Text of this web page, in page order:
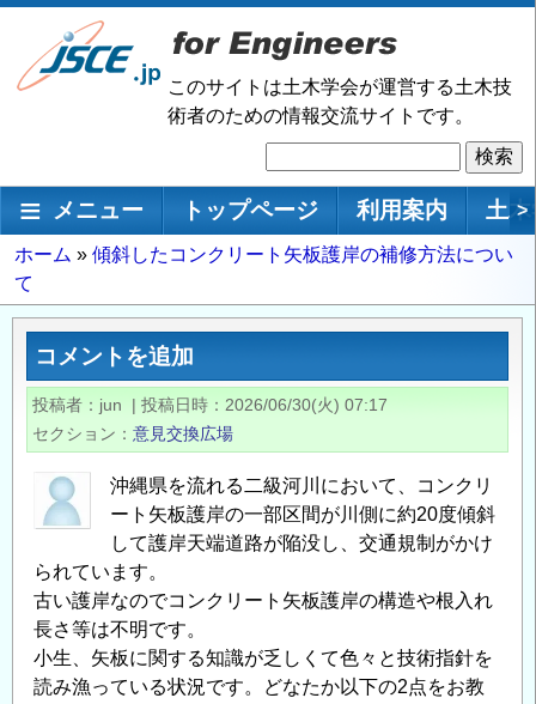
メ
ン
動
このサイトは土木学会が運営する土木技
術者のための情報交流サイトです。
索
メインナビゲーション
メニュー トップページ 利用案内 土 >
パ
ン
く
ホーム
傾斜したコンクリート矢板護岸の補修方法につい
て
コメントを追加
投稿者 jun | 投稿日時
2026/06/30(火) 07:17
セクション
意見交換広場
沖縄県を流れる二級河川において、コンクリ
ート矢板護岸の一部区間が川側に約20度傾斜
して護岸天端道路が陥没し、交通規制がかけ
られています。
古い護岸なのでコンクリート矢板護岸の構造や根入れ
長さ等は不明です。
小生、矢板に関する知識が乏しくて色々と技術指針を
読み漁っている状況です。どなたか以下の2点をお教